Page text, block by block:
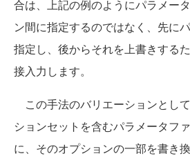
合は、上記の例のようにパラメー
ン間に指定するのではなく、先に
指定し、後からそれを上書きする
接入力します。
この手法のバリエーションとし
ションセットを含むパラメータフ
に、そのオプションの一部を書き